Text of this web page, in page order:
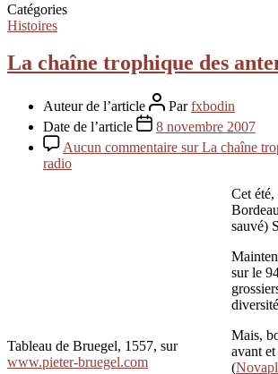
Catégories
Histoires
La chaîne trophique des
Auteur de l’article Parfxbodin
Date de l’article
8 novembre 2007
Aucun commentaire sur La chaîne
radio
Tableau de Bruegel, 1557, sur
www.pieter-bruegel.com
Cet été,
sauvé)
sur le
Mais,
avant
(